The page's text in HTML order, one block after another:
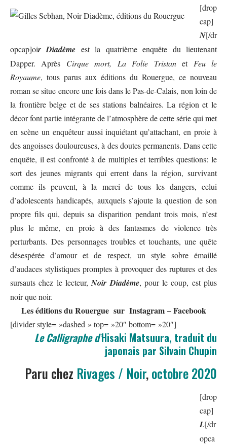
[drop
cap]
N[/dr
opcap]oir Diadème est la quatrième enquête du lieutenant
Dapper. Après Cirque mort, La Folie Tristanet Feu le
Royaume, tous parus aux éditions du Rouergue, ce nouveau
roman se situe encore une fois dans le Pas-de-Calais, non loin de
la frontière belge et de ses stations balnéaires. La région et le
décor font partie intégrante de l’atmosphère de cette série qui met
en scène un enquêteur aussi inquiétant qu’attachant, en proie à
des angoisses douloureuses, à des doutes permanents. Dans cette
enquête, il est confronté à de multiples et terribles questions: le
sort des jeunes migrants qui errent dans la région, survivant
comme ils peuvent, à la merci de tous les dangers, celui
d’adolescents handicapés, auxquels s’ajoute la question de son
propre fils qui, depuis sa disparition pendant trois mois, n’est
plus le même, en proie à des fantasmes de violence très
perturbants. Des personnages troubles et touchants, une quête
désespérée d’amour et de respect, un style sobre émaillé
d’audaces stylistiques promptes à provoquer des ruptures et des
sursauts chez le lecteur,Noir Diadème, pour le coup, est plus
noir que noir.
Les éditionsdu Rouergue sur Instagram–Facebook
[divider style= »dashed » top= »20″ bottom= »20″]
Le Calligraphe d’Hisaki Matsuura, traduit du
japonais par Silvain Chupin
Paru chez Rivages / Noir,octobre 2020
[drop
cap]
L[/dr
opca